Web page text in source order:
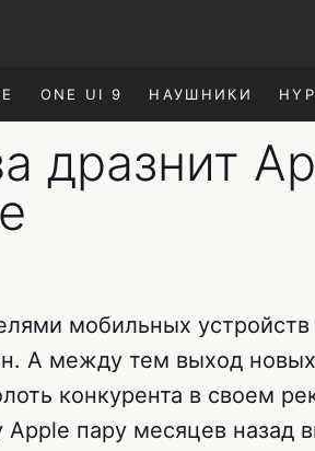
ONE UI 9 НАУШНИКИ
дразнит
мобильных устройств
А между тем выход
конкурента в своем
пару месяцев назад